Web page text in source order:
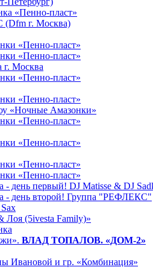
«Пенно-пласт»
г. Москва)
«Пенно-пласт»
«Пенно-пласт»
г. Москва
«Пенно-пласт»
«Пенно-пласт»
«Ночные Амазонки»
«Пенно-пласт»
«Пенно-пласт»
«Пенно-пласт»
«Пенно-пласт»
- день первый! DJ Matisse & DJ
- день второй! Группа "РЕФЛЕКС"
Лоя (5ivesta Family)»
ВЛАД ТОПАЛОВ. «ДОМ-2»
Ивановой и гр. «Комбинация»